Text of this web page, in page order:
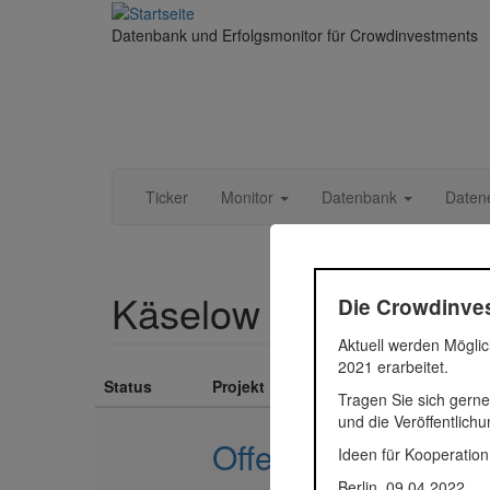
Direkt zum Inhalt
Datenbank und Erfolgsmonitor für Crowdinvestments
Ticker Monitor Datenbank
Käselow Gruppe
Status Projekt
Offendorfer
Die
Aktuell werden
2021 erarbeitet.
Tragen Sie sich
und die
Ideen für